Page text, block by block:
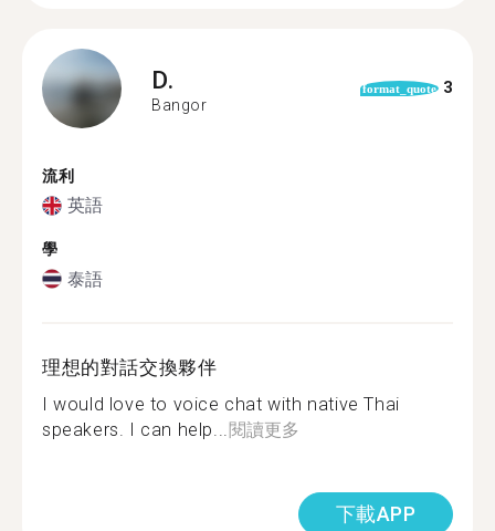
D.
Bangor
format_quote 3
流利
英語
學
泰語
理想的對話交換夥伴
I would love to voice chat with native Thai
speakers. I can help... 閱讀更多
下載APP